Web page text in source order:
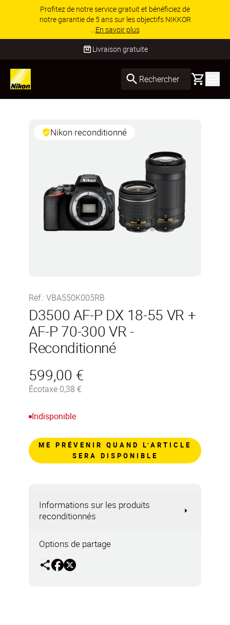
Profitez de notre service gratuit et bénéficiez de
notre garantie de 5 ans sur les objectifs NIKKOR
...En savoir plus
Livraison gratuite
Rechercher Basket
Nikon reconditionné
Réf.:VBA550K005RB
D3500 AF-P DX 18-55 VR +
AF-P 70-300 VR -
Reconditionné
599,00 €
Écotaxe 0,38 €
Indisponible
ME PRÉVENIR QUAND L’ARTICLE
SERA DISPONIBLE
Informations sur les produits
reconditionnés
Options de partage